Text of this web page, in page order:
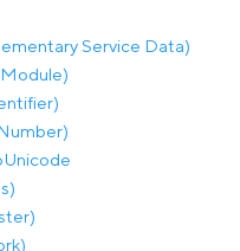
Service Data)
Unicode